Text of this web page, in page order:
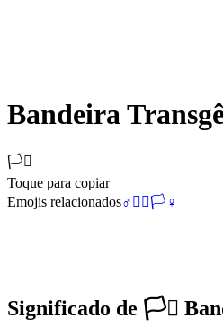
Bandeira
🏳️‍⚧️
Toque para copiar
Emojis relacionados♂️ 🏳️‍🌈🏳️ ♀️
Significado de 🏳️‍⚧️